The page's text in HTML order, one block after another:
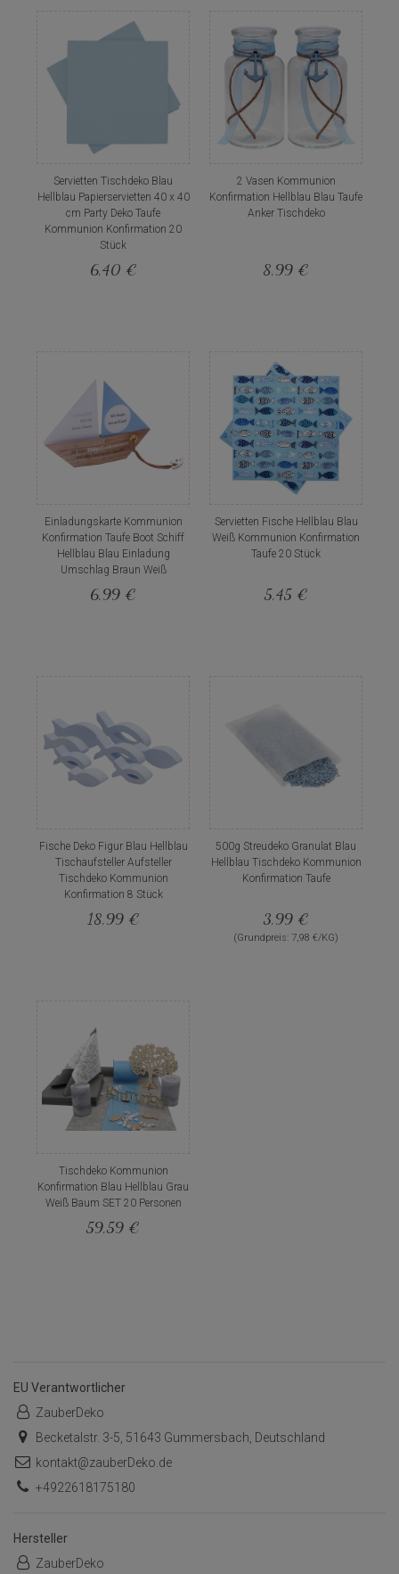
Servietten Tischdeko Blau
Hellblau Papierservietten 40 x 40
cm Party Deko Taufe
Kommunion Konfirmation 20
Stück
6,40 €
2 Vasen Kommunion
Konfirmation Hellblau Blau Taufe
Anker Tischdeko
8,99 €
Einladungskarte Kommunion
Konfirmation Taufe Boot Schiff
Hellblau Blau Einladung
Umschlag Braun Weiß
6,99 €
Servietten Fische Hellblau Blau
Weiß Kommunion Konfirmation
Taufe 20 Stück
5,45 €
Fische Deko Figur Blau Hellblau
Tischaufsteller Aufsteller
Tischdeko Kommunion
Konfirmation 8 Stück
18,99 €
500g Streudeko Granulat Blau
Hellblau Tischdeko Kommunion
Konfirmation Taufe
3,99 €
(Grundpreis: 7,98 €/KG)
Tischdeko Kommunion
Konfirmation Blau Hellblau Grau
Weiß Baum SET 20 Personen
59,59 €
EU Verantwortlicher
ZauberDeko
Becketalstr. 3-5, 51643 Gummersbach, Deutschland
kontakt@zauberDeko.de
+4922618175180
Hersteller
ZauberDeko